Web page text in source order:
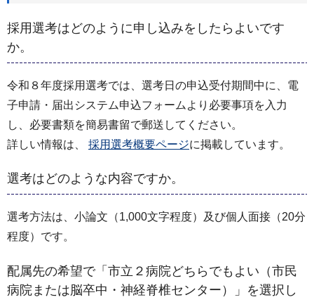
採用選考はどのように申し込みをしたらよいです
か。
令和８年度採用選考では、選考日の申込受付期間中に、電
子申請・届出システム申込フォームより必要事項を入力
し、必要書類を簡易書留で郵送してください。
詳しい情報は、 採用選考概要ページに掲載しています。
選考はどのような内容ですか。
選考方法は、小論文（1,000文字程度）及び個人面接（20分
程度）です。
配属先の希望で「市立２病院どちらでもよい（市民
病院または脳卒中・神経脊椎センター）」を選択し